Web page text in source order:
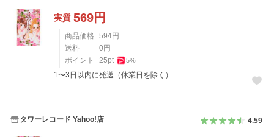
実質 569円
商品価格 594円
送料
0 円
ポイント
25pt 5%
1〜3日以内に発送（休業日を除く）
タワーレコード Yahoo!店 4.59